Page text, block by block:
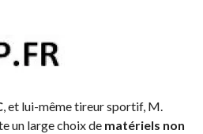
, et lui-même tireur sportif, M.
un large choix de matériels non